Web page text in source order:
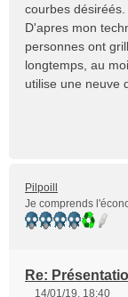
courbes désiréés.
D'apres mon
personnes ont
longtemps, au
utilise une neuve
Pilpoill
Je comprends
Re:
14/01/19, 18:40